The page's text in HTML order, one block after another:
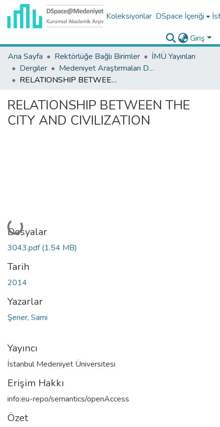
Koleksiyonlar DSpace İçeriği
Giriş
Ana Sayfa
Rektörlüğe Bağlı Birimler
İMÜ Yayınları
Dergiler
Medeniyet Araştırmaları Dergisi Koleksiyonu
RELATIONSHIP BETWEEN THE CITY AND CIVILIZATION
RELATIONSHIP BETWEEN THE
CITY AND CIVILIZATION
Yükleniyor...
Dosyalar
3043.pdf(1.54 MB)
Tarih
2014
Yazarlar
Şener, Sami
Yayıncı
İstanbul Medeniyet Üniversitesi
Erişim Hakkı
info:eu-repo/semantics/openAccess
Özet